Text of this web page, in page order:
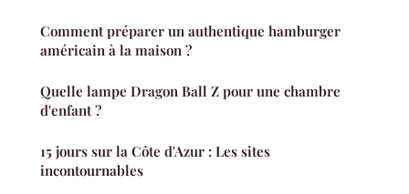
Comment préparer un authentique hamburger
américain à la maison ?
Quelle lampe Dragon Ball Z pour une chambre
d'enfant ?
15 jours sur la Côte d'Azur : Les sites
incontournables